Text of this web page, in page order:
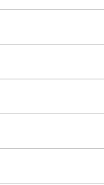
подхожда